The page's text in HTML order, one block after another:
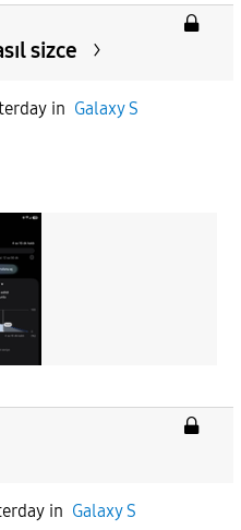
sizce
in Galaxy S
in Galaxy S